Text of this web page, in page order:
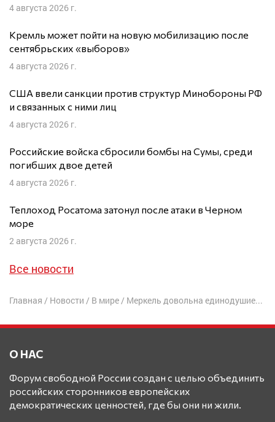
4 августа 2026 г.
Кремль может пойти на новую мобилизацию после
сентябрьских «выборов»
4 августа 2026 г.
США ввели санкции против структур Минобороны РФ
и связанных с ними лиц
4 августа 2026 г.
Российские войска сбросили бомбы на Сумы, среди
погибших двое детей
4 августа 2026 г.
Теплоход Росатома затонул после атаки в Черном
море
2 августа 2026 г.
Все новости
Главная / Новости / В мире/ Меркель довольна единодушием с США по поводу России
О НАС
Форум свободной России создан с целью объединить
российских сторонников европейских
демократических ценностей, где бы они ни жили.